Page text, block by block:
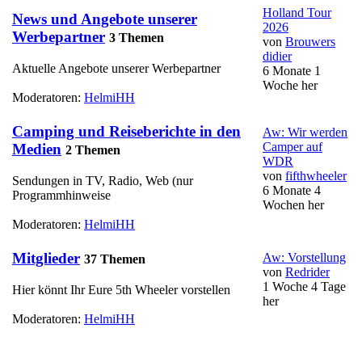
News und Angebote unserer
Werbepartner 3 Themen
Aktuelle Angebote unserer Werbepartner
Moderatoren: HelmiHH
Holland Tour
2026
von Brouwers
didier
6 Monate 1
Woche her
Camping und Reiseberichte in den
Medien 2 Themen
Sendungen in TV, Radio, Web (nur
Programmhinweise
Moderatoren: HelmiHH
Aw: Wir werden
Camper auf
WDR
von fifthwheeler
6 Monate 4
Wochen her
Mitglieder 37 Themen
Hier könnt Ihr Eure 5th Wheeler vorstellen
Moderatoren: HelmiHH
Aw: Vorstellung
von Redrider
1 Woche 4 Tage
her